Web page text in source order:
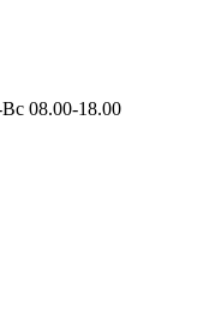
08.00-18.00